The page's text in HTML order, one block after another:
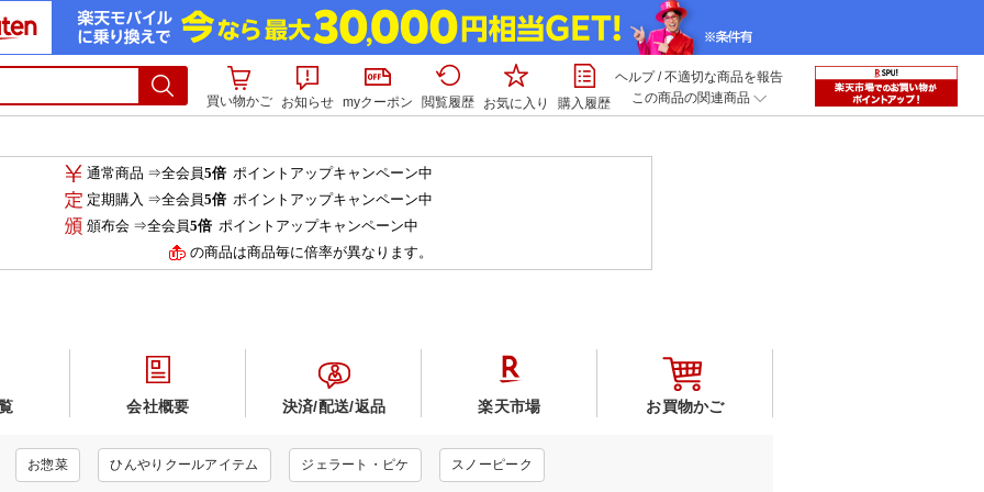
買い物かご お知らせ myクーポン 閲覧履歴 お気に入り 購入履歴
ヘルプ/不適切な商品を報告
この商品の関連商品
通常商品 ⇒全会員5倍ポイントアップキャンペーン中
定期購入 ⇒全会員5倍ポイントアップキャンペーン中
頒布会 ⇒全会員5倍ポイントアップキャンペーン中
の商品は商品毎に倍率が異なります。